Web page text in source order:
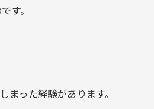
す。
った経験があります。